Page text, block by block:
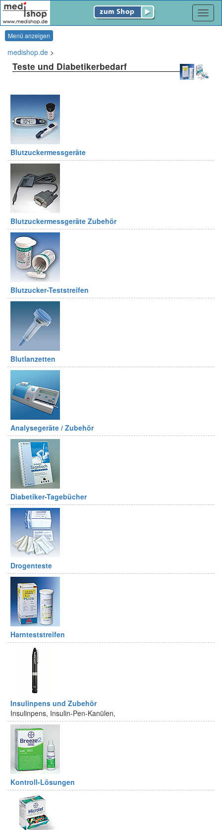
Menü anzeigen
medishop.de >
Teste und Diabetikerbedarf
Blutzuckermessgeräte
Blutzuckermessgeräte Zubehör
Blutzucker-Teststreifen
Blutlanzetten
Analysegeräte / Zubehör
Diabetiker-Tagebücher
Drogenteste
Harnteststreifen
Insulinpens und Zubehör
Insulinpens, Insulin-Pen-Kanülen,
Kontroll-Lösungen